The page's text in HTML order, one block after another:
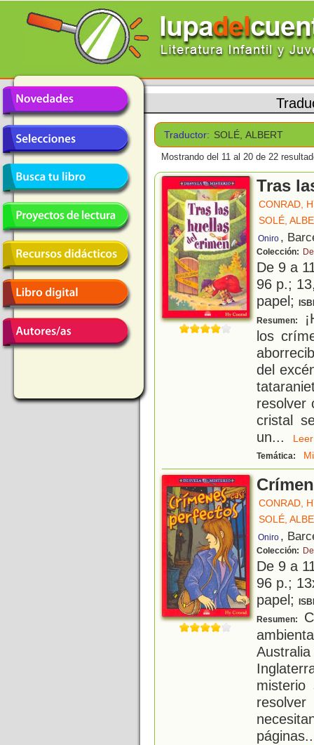
Traductor: SOLÉ, ALBERT
Mostrando del 11 al 20 de 22
Tras
CONRAD,
SOLÉ,
Oniro ,
Colección:
De 9 a
96 p.;
papel;
Resumen:
los
del
resolver
cristal
un...
Temática:
CONRAD,
SOLÉ,
Oniro ,
Colección:
De 9 a
96 p.;
papel;
Resumen:
misterio
páginas